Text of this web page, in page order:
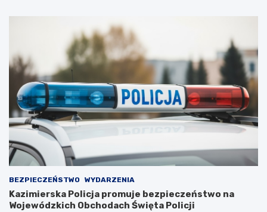
BEZPIECZEŃSTWO WYDARZENIA
Kazimierska Policja promuje bezpieczeństwo na
Wojewódzkich Obchodach Święta Policji